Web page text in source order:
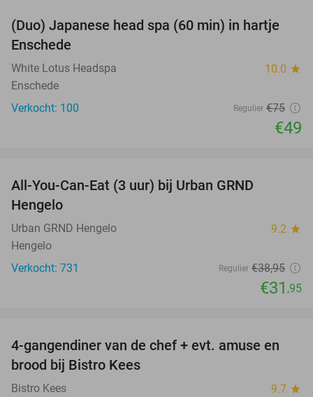
35%
(Duo) Japanese head spa (60 min) in hartje
Enschede
White Lotus Headspa 10.0 star
Enschede
Verkocht: 100
Regulier €75
€49
All-You-Can-Eat (3 uur) bij Urban GRND
Hengelo
Urban GRND Hengelo 9.2 star
Hengelo
Verkocht: 731
Regulier €38,95
€31 ,95
40%
4-gangendiner van de chef + evt. amuse en
brood bij Bistro Kees
Bistro Kees 9.7 star